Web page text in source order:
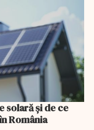
solară și de ce
România